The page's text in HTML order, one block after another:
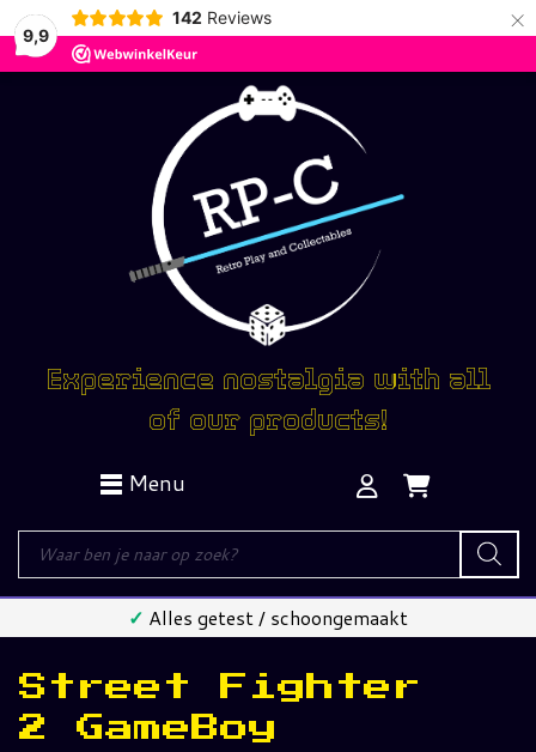
9,9
142 Reviews ×
Experience nostalgia with all
of our products!
Menu
Producten
zoeken
✓ Alles getest / schoongemaakt
Street Fighter
2 GameBoy